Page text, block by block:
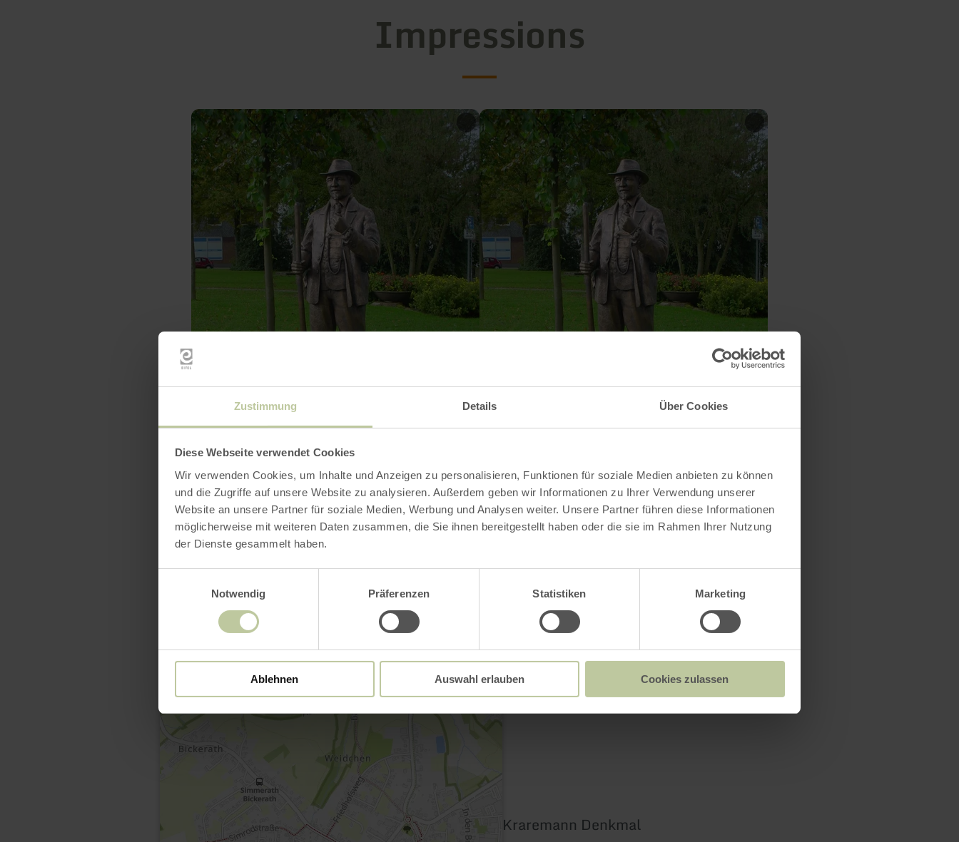
Zustimmung Details Über Cookies
Diese Webseite verwendet Cookies
Wir verwenden Cookies, um Inhalte und Anzeigen zu personalisieren, Funktionen für soziale Medien anbieten zu können
und die Zugriffe auf unsere Website zu analysieren. Außerdem geben wir Informationen zu Ihrer Verwendung unserer
Website an unsere Partner für soziale Medien, Werbung und Analysen weiter. Unsere Partner führen diese Informationen
möglicherweise mit weiteren Daten zusammen, die Sie ihnen bereitgestellt haben oder die sie im Rahmen Ihrer Nutzung
der Dienste gesammelt haben.
Notwendig
Präferenzen Statistiken Marketing
Ablehnen Auswahl erlauben Cookies zulassen
Impressions
Contact
Kraremann Denkmal